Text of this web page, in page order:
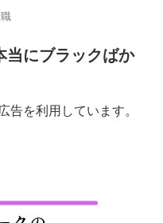
当にブラックばか
を利用しています。